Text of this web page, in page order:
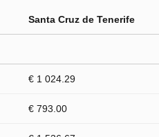
Santa Cruz de Tenerife
€ 1 024.29
€ 793.00